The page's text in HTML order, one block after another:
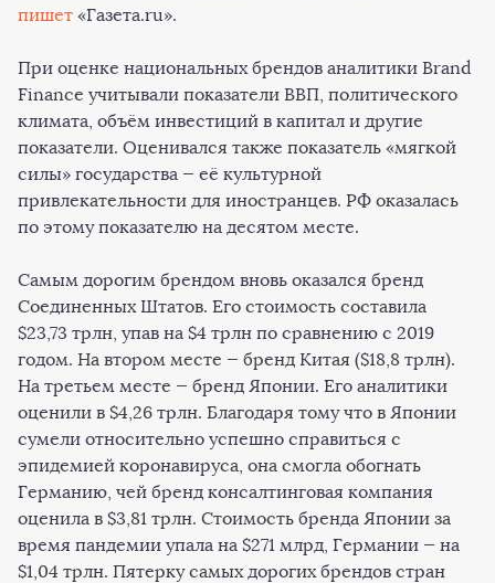
пишет «Газета.ru».
При оценке национальных брендов аналитики Brand
Finance учитывали показатели ВВП, политического
климата, объём инвестиций в капитал и другие
показатели. Оценивался также показатель «мягкой
силы» государства — её культурной
привлекательности для иностранцев. РФ оказалась
по этому показателю на десятом месте.
Самым дорогим брендом вновь оказался бренд
Соединенных Штатов. Его стоимость составила
$23,73 трлн, упав на $4 трлн по сравнению с 2019
годом. На втором месте — бренд Китая ($18,8 трлн).
На третьем месте — бренд Японии. Его аналитики
оценили в $4,26 трлн. Благодаря тому что в Японии
сумели относительно успешно справиться с
эпидемией коронавируса, она смогла обогнать
Германию, чей бренд консалтинговая компания
оценила в $3,81 трлн. Стоимость бренда Японии за
время пандемии упала на $271 млрд, Германии — на
$1,04 трлн. Пятерку самых дорогих брендов стран